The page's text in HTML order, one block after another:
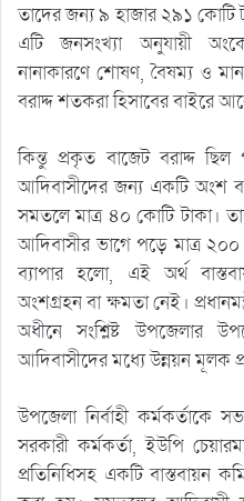
তাদের জন্য ৯ হাজার ২৯১ কোটি
এটি জনসংখ্যা অনুযায়ী
নানাকারণে শোষণ, বৈষম্য ও
বরাদ্দ শতকরা হিসাবের বাইরে
কিন্তু প্রকৃত বাজেট বরাদ্দ ছিল
আদিবাসীদের জন্য একটি অংশ
সমতলে মাত্র ৪০ কোটি টাকা।
আদিবাসীর ভাগে পড়ে মাত্র
ব্যাপার হলো, এই অর্থ
অংশগ্রহন বা ক্ষমতা নেই।
অধীনে সংশ্লিষ্ট উপজেলার
আদিবাসীদের মধ্যে উন্নয়ন মূলক
উপজেলা নির্বাহী কর্মকর্তাকে
সরকারী কর্মকর্তা, ইউপি
প্রতিনিধিসহ একটি বাস্তবায়ন